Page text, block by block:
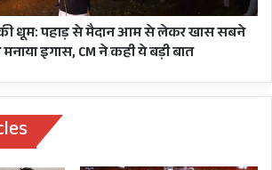
सिंह धामी ने कहा, “उत्तराखण्ड में भी
बार भाजपा की सरकार बनाकर दो
मिथक को तोड़ने का कार्य
यहां भी भाजपा की प्रचंड बहुमत की
की धूम: पहाड़ से मैदान आम से लेकर खास सबने
इगास, CM ने कही ये बड़ी बात